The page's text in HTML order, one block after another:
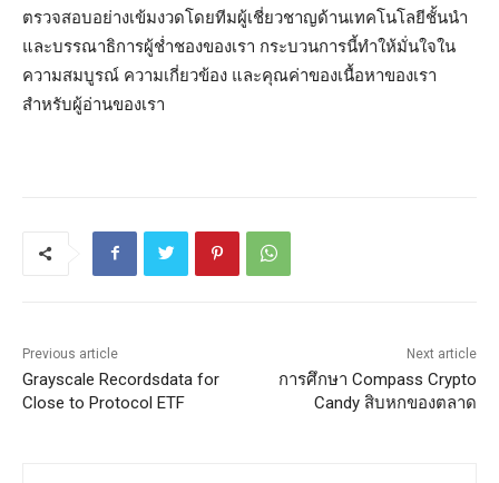
ตรวจสอบอย่างเข้มงวดโดยทีมผู้เชี่ยวชาญด้านเทคโนโลยีชั้นนำ
และบรรณาธิการผู้ช่ำชองของเรา กระบวนการนี้ทำให้มั่นใจใน
ความสมบูรณ์ ความเกี่ยวข้อง และคุณค่าของเนื้อหาของเรา
สำหรับผู้อ่านของเรา
Previous article
Grayscale Recordsdata for
Close to Protocol ETF
Next article
การศึกษา Compass Crypto
Candy สิบหกของตลาด